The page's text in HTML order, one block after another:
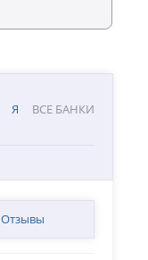
Я ВСЕ БАНКИ
Отзывы